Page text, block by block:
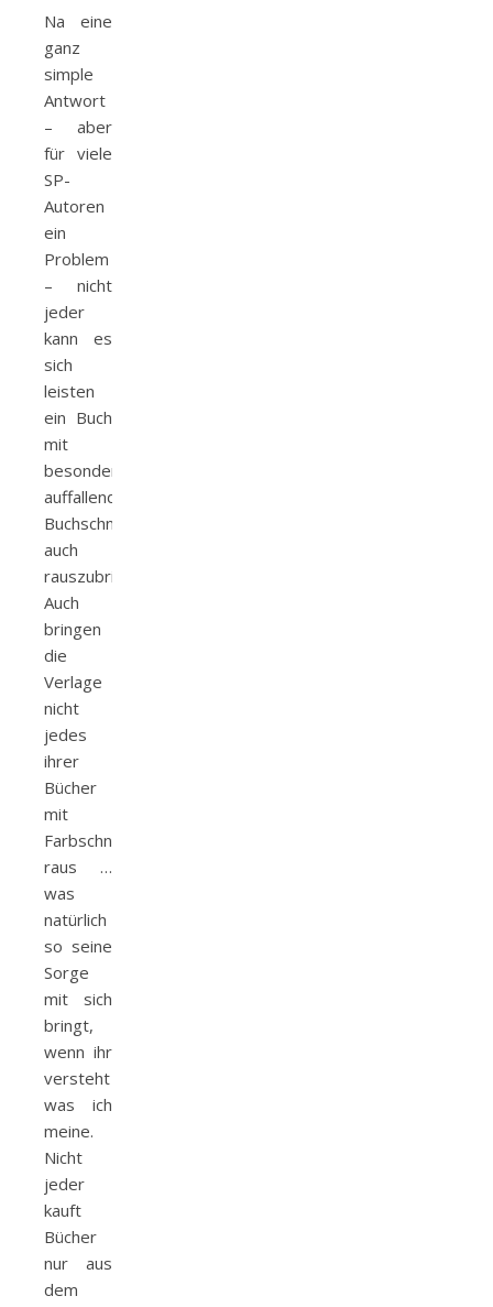
Na eine
ganz
simple
Antwort
– aber
für viele
SP-
Autoren
ein
Problem
– nicht
jeder
kann es
sich
leisten
ein Buch
mit
besonders
auffallendem
Buchschnitt
auch
rauszubringen.
Auch
bringen
die
Verlage
nicht
jedes
ihrer
Bücher
mit
Farbschnitt
raus …
was
natürlich
so seine
Sorge
mit sich
bringt,
wenn ihr
versteht
was ich
meine.
Nicht
jeder
kauft
Bücher
nur aus
dem